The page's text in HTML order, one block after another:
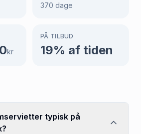
370 dage
kr
PÅ TILBUD
19% af tiden
typisk på